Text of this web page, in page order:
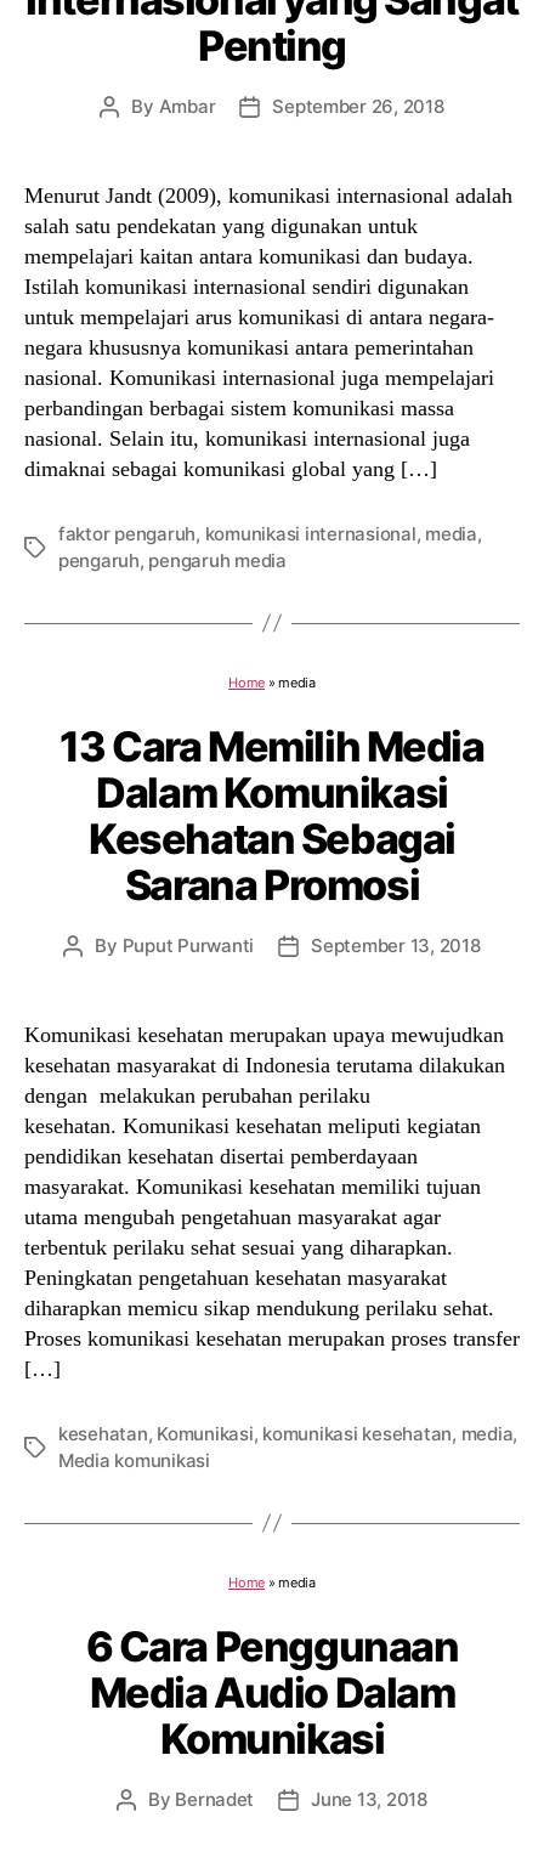
Penting
Post
By Ambar
PostSeptember 26, 2018
Menurut Jandt (2009), komunikasi internasional adalah
salah satu pendekatan yang digunakan untuk
mempelajari kaitan antara komunikasi dan budaya.
Istilah komunikasi internasional sendiri digunakan
untuk mempelajari arus komunikasi di antara negara-
negara khususnya komunikasi antara pemerintahan
nasional. Komunikasi internasional juga mempelajari
perbandingan berbagai sistem komunikasi massa
nasional. Selain itu, komunikasi internasional juga
dimaknai sebagai komunikasi global yang […]
Tags
faktor pengaruh, komunikasi internasional, media,
pengaruh, pengaruh media
Home »media
13 Cara Memilih Media
Dalam Komunikasi
Kesehatan Sebagai
Sarana Promosi
Post
By Puput Purwanti
PostSeptember 13, 2018
Komunikasi kesehatan merupakan upaya mewujudkan
kesehatan masyarakat di Indonesia terutama dilakukan
dengan melakukan perubahan perilaku
kesehatan. Komunikasi kesehatan meliputi kegiatan
pendidikan kesehatan disertai pemberdayaan
masyarakat. Komunikasi kesehatan memiliki tujuan
utama mengubah pengetahuan masyarakat agar
terbentuk perilaku sehat sesuai yang diharapkan.
Peningkatan pengetahuan kesehatan masyarakat
diharapkan memicu sikap mendukung perilaku sehat.
Proses komunikasi kesehatan merupakan proses transfer
[…]
Tags
kesehatan, Komunikasi, komunikasi kesehatan, media,
Media komunikasi
Home »media
6 Cara Penggunaan
Media Audio Dalam
Komunikasi
Post
By Bernadet
PostJune 13, 2018